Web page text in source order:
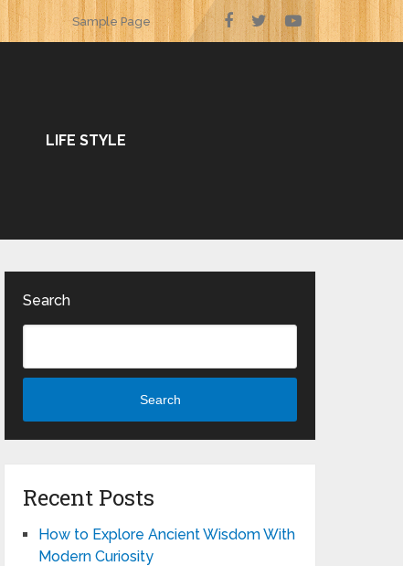
Sample Page
LIFE STYLE
Search
Search
Recent Posts
How to Explore Ancient Wisdom With
Modern Curiosity